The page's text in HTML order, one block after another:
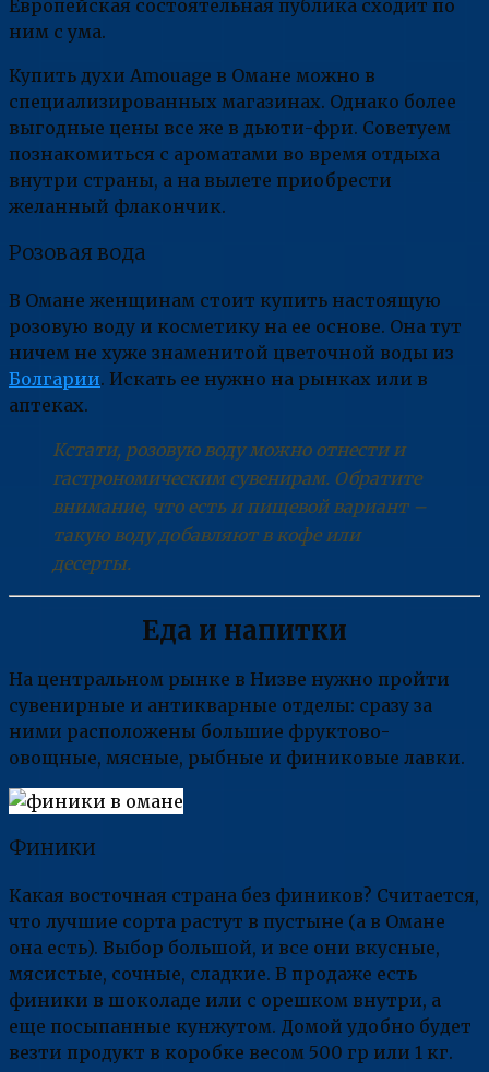
Европейская состоятельная публика сходит по
ним с ума.
Купить духи Amouage в Омане можно в
специализированных магазинах. Однако более
выгодные цены все же в дьюти-фри. Советуем
познакомиться с ароматами во время отдыха
внутри страны, а на вылете приобрести
желанный флакончик.
Розовая вода
В Омане женщинам стоит купить настоящую
розовую воду и косметику на ее основе. Она тут
ничем не хуже знаменитой цветочной воды из
Болгарии. Искать ее нужно на рынках или в
аптеках.
Кстати, розовую воду можно отнести и
гастрономическим сувенирам. Обратите
внимание, что есть и пищевой вариант –
такую воду добавляют в кофе или
десерты.
Еда и напитки
На центральном рынке в Низве нужно пройти
сувенирные и антикварные отделы: сразу за
ними расположены большие фруктово-
овощные, мясные, рыбные и финиковые лавки.
Финики
Какая восточная страна без фиников? Считается,
что лучшие сорта растут в пустыне (а в Омане
она есть). Выбор большой, и все они вкусные,
мясистые, сочные, сладкие. В продаже есть
финики в шоколаде или с орешком внутри, а
еще посыпанные кунжутом. Домой удобно будет
везти продукт в коробке весом 500 гр или 1 кг.